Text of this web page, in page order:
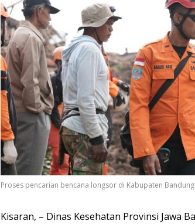
Proses pencarian bencana longsor di Kabupaten
Kisaran, – Dinas Kesehatan Provinsi Jawa